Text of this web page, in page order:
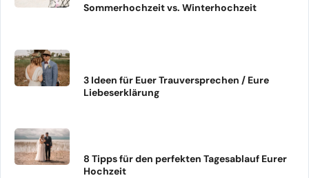
Sommerhochzeit vs. Winterhochzeit
3 Ideen für Euer Trauversprechen / Eure
Liebeserklärung
8 Tipps für den perfekten Tagesablauf Eurer
Hochzeit